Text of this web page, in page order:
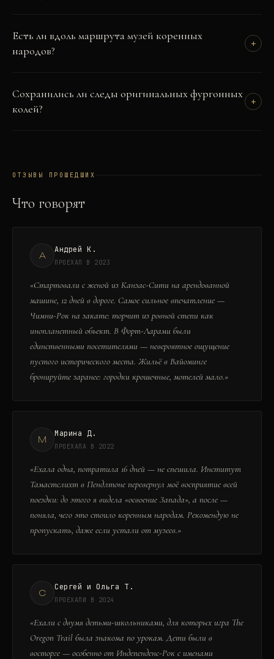
Есть ли вдоль маршрута музей коренных
народов?
+
Сохранились ли следы оригинальных фургонных
колей?
+
ОТЗЫВЫ ПРОШЕДШИХ
Что говорят
А
Андрей К.
ПРОЕХАЛ В 2023
«Стартовали с женой из Канзас-Сити на арендованной
машине, 12 дней в дороге. Самое сильное впечатление —
Чимни-Рок на закате: торчит из ровной степи как
инопланетный объект. В Форт-Ларами были
единственными посетителями — невероятное ощущение
пустого исторического места. Жильё в Вайоминге
бронируйте заранее: городки крошечные, мотелей мало.»
М
Марина Д.
ПРОЕХАЛА В 2022
«Ехала одна, потратила 16 дней — не спешила. Институт
Тамастслихт в Пендлтоне перевернул моё восприятие всей
поездки: до этого я видела «освоение Запада», а после —
поняла, чего это стоило коренным народам. Рекомендую не
пропускать, даже если устали от музеев.»
С
Сергей и Ольга Т.
ПРОЕХАЛИ В 2024
«Ехали с двумя детьми-школьниками, для которых игра The
Oregon Trail была знакома по урокам. Дети были в
восторге — особенно от Индепенденс-Рок с именами